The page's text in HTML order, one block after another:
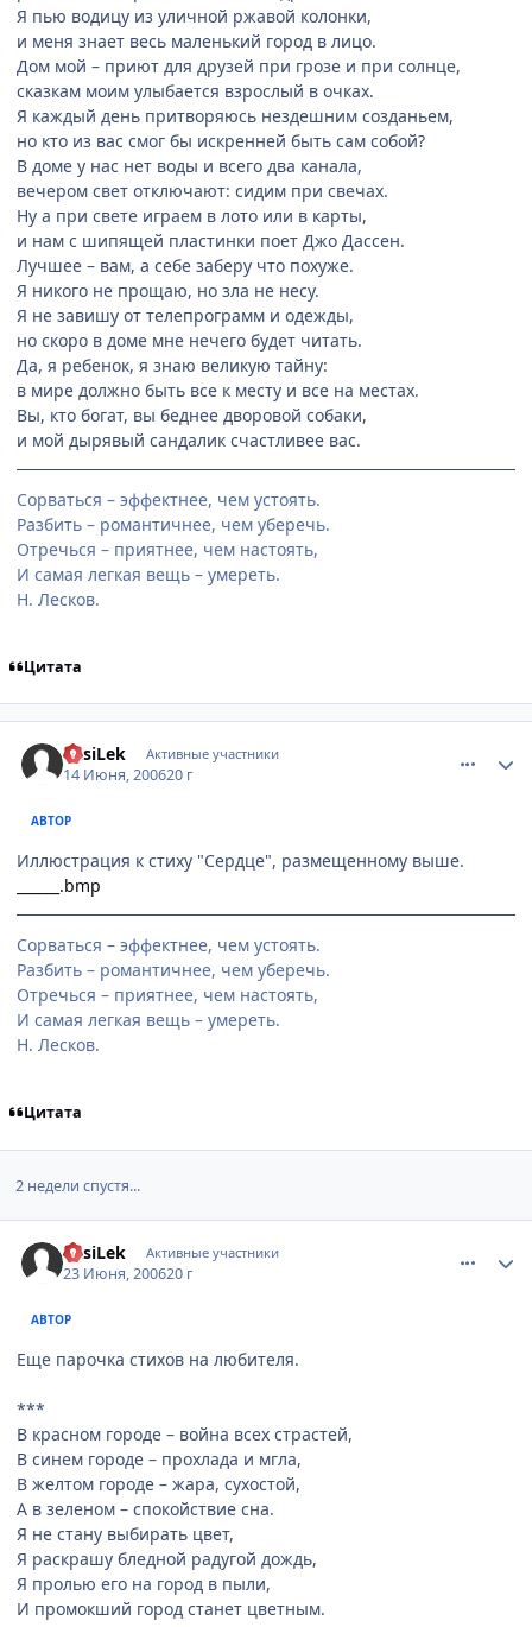
Я пью водицу из уличной ржавой колонки,
и меня знает весь маленький город в лицо.
Дом мой – приют для друзей при грозе и при солнце,
сказкам моим улыбается взрослый в очках.
Я каждый день притворяюсь нездешним созданьем,
но кто из вас смог бы искренней быть сам собой?
В доме у нас нет воды и всего два канала,
вечером свет отключают: сидим при свечах.
Ну а при свете играем в лото или в карты,
и нам с шипящей пластинки поет Джо Дассен.
Лучшее – вам, а себе заберу что похуже.
Я никого не прощаю, но зла не несу.
Я не завишу от телепрограмм и одежды,
но скоро в доме мне нечего будет читать.
Да, я ребенок, я знаю великую тайну:
в мире должно быть все к месту и все на местах.
Вы, кто богат, вы беднее дворовой собаки,
и мой дырявый сандалик счастливее вас.
Сорваться – эффектнее, чем устоять.
Разбить – романтичнее, чем уберечь.
Отречься – приятнее, чем настоять,
И самая легкая вещь – умереть.
Н. Лесков.
Цитата
VasiLek Активные участники
14 Июня, 200620 г
АВТОР
Иллюстрация к стиху "Сердце", размещенному выше.
______.bmp
Сорваться – эффектнее, чем устоять.
Разбить – романтичнее, чем уберечь.
Отречься – приятнее, чем настоять,
И самая легкая вещь – умереть.
Н. Лесков.
Цитата
2 недели спустя...
VasiLek Активные участники
23 Июня, 200620 г
АВТОР
Еще парочка стихов на любителя.
***
В красном городе – война всех страстей,
В синем городе – прохлада и мгла,
В желтом городе – жара, сухостой,
А в зеленом – спокойствие сна.
Я не стану выбирать цвет,
Я раскрашу бледной радугой дождь,
Я пролью его на город в пыли,
И промокший город станет цветным.